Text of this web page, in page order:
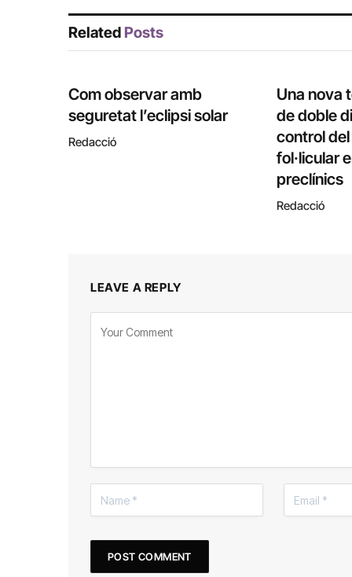
Related Posts
Com observar amb
seguretat l’eclipsi solar
Redacció
Una nova
de doble
control
fol·licular
preclínics
Redacció
LEAVE A REPLY